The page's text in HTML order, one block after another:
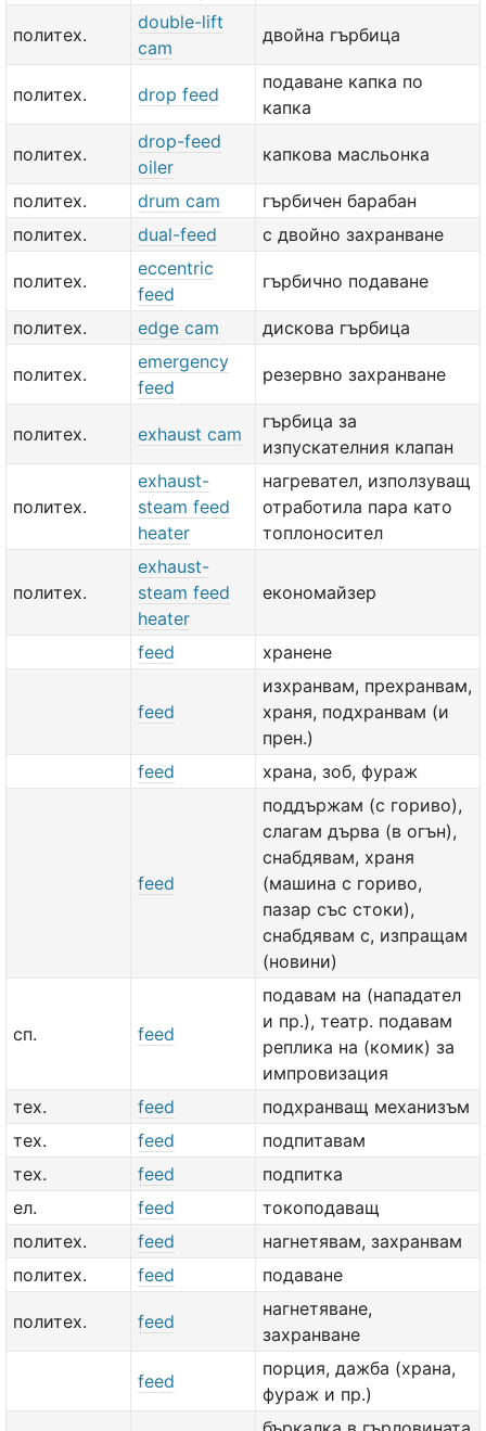
политех.
double-lift
cam
двойна гърбица
политех. drop feed
подаване капка по
капка
политех.
drop-feed
oiler
капкова масльонка
политех. drum cam
гърбичен барабан
политех.
dual-feed с двойно захранване
политех.
eccentric
feed
гърбично подаване
политех. edge cam дискова гърбица
политех.
emergency
feed
резервно захранване
политех. exhaust cam
гърбица за
изпускателния клапан
политех.
exhaust-
steam feed
heater
нагревател, използуващ
отработила пара като
топлоносител
политех.
exhaust-
steam feed
heater
економайзер
feed хранене
feed
изхранвам, прехранвам,
храня, подхранвам (и
прен.)
feed
храна, зоб, фураж
feed
поддържам (с гориво),
слагам дърва (в огън),
снабдявам, храня
(машина с гориво,
пазар със стоки),
снабдявам с, изпращам
(новини)
сп. feed
подавам на (нападател
и пр.), театр. подавам
реплика на (комик) за
импровизация
тех.
feed
подхранващ механизъм
тех.
feed
подпитавам
тех.
feed
подпитка
ел.
feed
токоподаващ
политех.
feed
нагнетявам, захранвам
политех.
feed подаване
политех. feed
нагнетяване,
захранване
feed
порция, дажба (храна,
фураж и пр.)